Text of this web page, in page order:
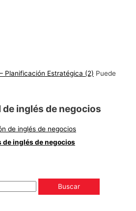
Planificación Estratégica (2) Puede
inglés de negocios
de inglés de negocios